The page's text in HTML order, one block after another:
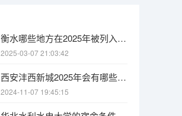
衡水哪些地方在2025年被列入拆迁规划之中
2025-03-07 21:03:42
西安沣西新城2025年会有哪些村子要拆迁
2024-11-07 19:45:15